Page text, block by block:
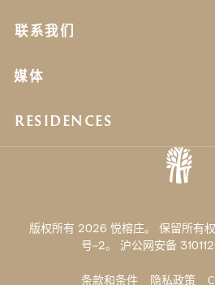
联系我们
媒体
RESIDENCES
版权所有 2026 悦榕庄。 保留所有
号-2。 沪公网安备
条款和条件 隐私政策